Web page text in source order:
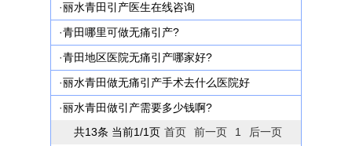
·丽水青田引产医生在线咨询
·青田哪里可做无痛引产?
·青田地区医院无痛引产哪家好?
·丽水青田做无痛引产手术去什么医院好
·丽水青田做引产需要多少钱啊?
共13条 当前1/1页 首页 前一页 1
后一页